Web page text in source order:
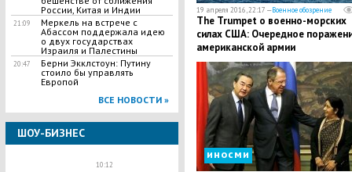
России, Китая и Индии
21:09
Меркель на встрече с
Абассом поддержала идею
о двух государствах
Израиля и Палестины
20:47
Берни Экклстоун: Путину
стоило бы управлять
Европой
ВСЕ НОВОСТИ »
ШОУ-БИЗНЕС
10:12
19 апреля 2016, 22:17 —Военное обозрение
The Trumpet о военно-морских
силах США: Очередное
американской армии
иносми